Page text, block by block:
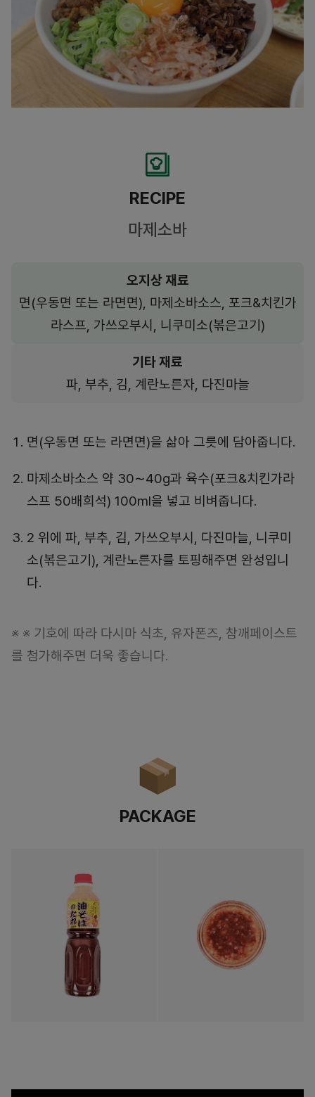
RECIPE
마제소바
오지상 재료
면(우동면 또는 라면면), 마제소바소스, 포크&치킨가
라스프, 가쓰오부시, 니쿠미소(볶은고기)
기타 재료
파, 부추, 김, 계란노른자, 다진마늘
면(우동면 또는 라면면)을 삶아 그릇에 담아줍니다.
마제소바소스 약 30∼40g과 육수(포크&치킨가라
스프 50배희석) 100ml을 넣고 비벼줍니다.
2 위에 파, 부추, 김, 가쓰오부시, 다진마늘, 니쿠미
소(볶은고기), 계란노른자를 토핑해주면 완성입니
다.
※ ※ 기호에 따라 다시마 식초, 유자폰즈, 참깨페이스트
를 첨가해주면 더욱 좋습니다.
PACKAGE